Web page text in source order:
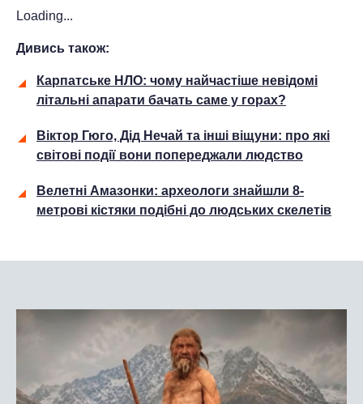
Loading...
Дивись також:
Карпатське НЛО: чому найчастіше невідомі
літальні апарати бачать саме у горах?
Віктор Гюго, Дід Нечай та інші віщуни: про які
світові події вони попереджали людство
Велетні Амазонки: археологи знайшли 8-
метрові кістяки подібні до людських скелетів